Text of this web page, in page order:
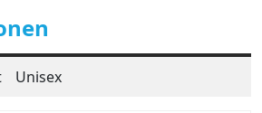
Unisex